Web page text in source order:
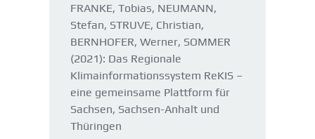
FRANKE, Tobias, NEUMANN,
Stefan, STRUVE, Christian,
BERNHOFER, Werner, SOMMER
(2021): Das Regionale
Klimainformationssystem ReKIS –
eine gemeinsame Plattform für
Sachsen, Sachsen-Anhalt und
Thüringen